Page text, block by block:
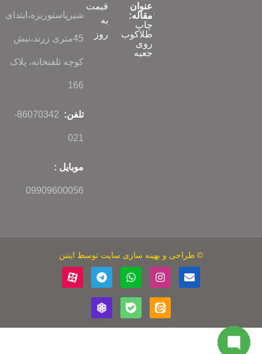
عنوان
مقاله:
چاپ
طلاکوب
روی
جعبه
قیمت
به
روز
شیرپاستوریزه،ابتدای
45متری زرند،نبش
کوچه تلفنخانه، پلاک
166
تلفن: 86070342-
021
موبایل :
09909600056
© طراحی و بهینه سازی سایت توسط اینتن